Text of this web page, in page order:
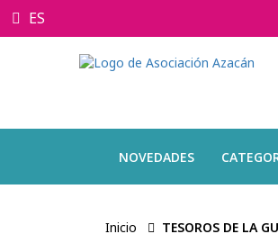
ES
NOVEDADES
Inicio TESOROS DE LA